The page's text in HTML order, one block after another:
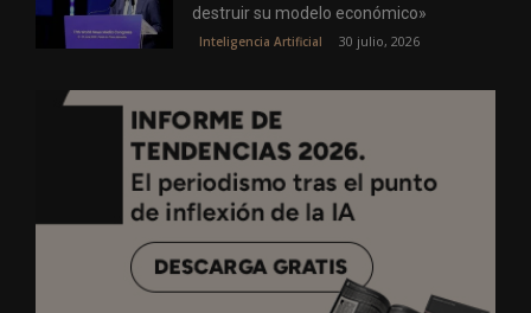
destruir su modelo económico»
Inteligencia Artificial 30 julio, 2026